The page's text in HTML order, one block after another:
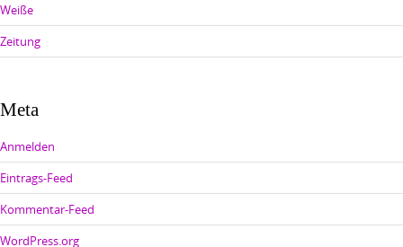
Weiße
Zeitung
Meta
Anmelden
Eintrags-Feed
Kommentar-Feed
WordPress.org